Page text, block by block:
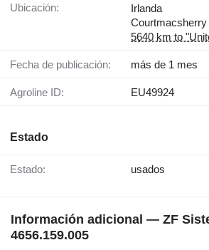
Ubicación:
Irlanda
Courtmacsherry
5640 km to
Fecha de publicación: más de 1 mes
Agroline ID: EU49924
Estado
Estado: usados
Información adicional — ZF
4656.159.005